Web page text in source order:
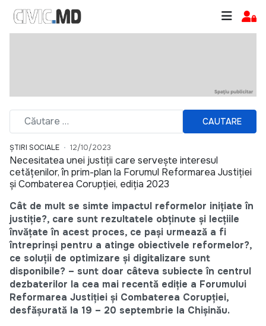
CAUTARE
ȘTIRI SOCIALE 12/10/2023
Necesitatea unei justiții care servește interesul
cetățenilor, în prim-plan la Forumul Reformarea Justiției
și Combaterea Corupției, ediția 2023
Cât de mult se simte impactul reformelor inițiate în
justiție?, care sunt rezultatele obținute și lecțiile
învățate în acest proces, ce pași urmează a fi
întreprinși pentru a atinge obiectivele reformelor?,
ce soluții de optimizare și digitalizare sunt
disponibile? – sunt doar câteva subiecte în centrul
dezbaterilor la cea mai recentă ediție a Forumului
Reformarea Justiției și Combaterea Corupției,
desfășurată la 19 – 20 septembrie la Chișinău.